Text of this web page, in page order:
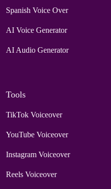
Spanish Voice Over
AI Voice Generator
AI Audio Generator
Tools
TikTok Voiceover
YouTube Voiceover
Instagram Voiceover
Reels Voiceover